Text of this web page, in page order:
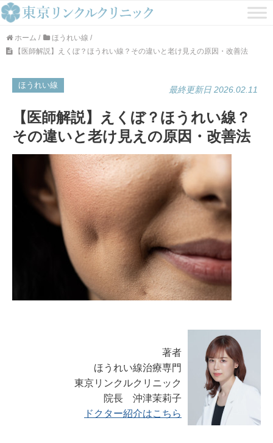
ホーム / ほうれい線 /
【医師解説】えくぼ？ほうれい線？その違いと老け見えの原因・改善法
ほうれい線 最終更新日 2026.02.11
【医師解説】えくぼ？ほうれい線？
その違いと老け見えの原因・改善法
著者
ほうれい線治療専門
東京リンクルクリニック
院長 沖津茉莉子
ドクター紹介はこちら